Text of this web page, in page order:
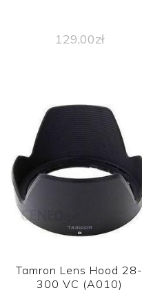
129,00zł
Tamron Lens Hood 28-
300 VC (A010)